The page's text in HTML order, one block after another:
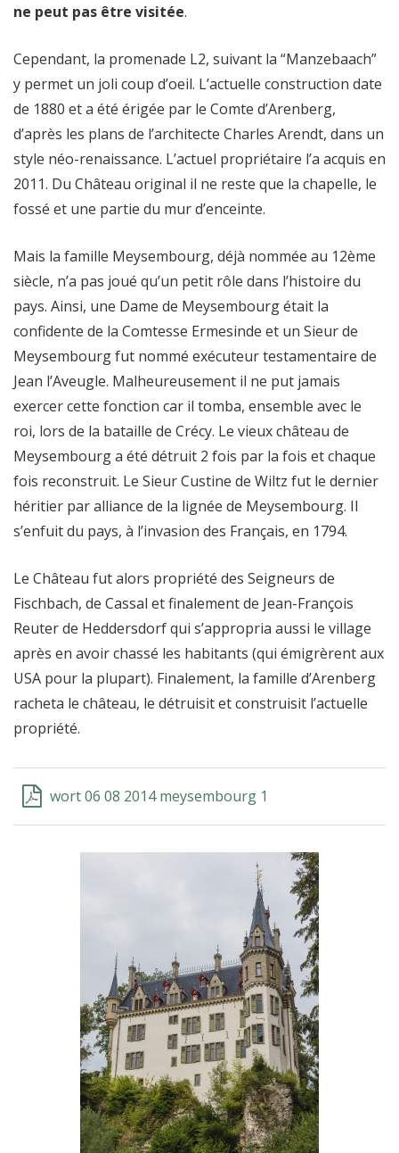
ne peut pas être visitée.
Cependant, la promenade L2, suivant la “Manzebaach”
y permet un joli coup d’oeil. L’actuelle construction date
de 1880 et a été érigée par le Comte d’Arenberg,
d’après les plans de l’architecte Charles Arendt, dans un
style néo-renaissance. L’actuel propriétaire l’a acquis en
2011. Du Château original il ne reste que la chapelle, le
fossé et une partie du mur d’enceinte.
Mais la famille Meysembourg, déjà nommée au 12ème
siècle, n’a pas joué qu’un petit rôle dans l’histoire du
pays. Ainsi, une Dame de Meysembourg était la
confidente de la Comtesse Ermesinde et un Sieur de
Meysembourg fut nommé exécuteur testamentaire de
Jean l’Aveugle. Malheureusement il ne put jamais
exercer cette fonction car il tomba, ensemble avec le
roi, lors de la bataille de Crécy. Le vieux château de
Meysembourg a été détruit 2 fois par la fois et chaque
fois reconstruit. Le Sieur Custine de Wiltz fut le dernier
héritier par alliance de la lignée de Meysembourg. Il
s’enfuit du pays, à l’invasion des Français, en 1794.
Le Château fut alors propriété des Seigneurs de
Fischbach, de Cassal et finalement de Jean-François
Reuter de Heddersdorf qui s’appropria aussi le village
après en avoir chassé les habitants (qui émigrèrent aux
USA pour la plupart). Finalement, la famille d’Arenberg
racheta le château, le détruisit et construisit l’actuelle
propriété.
wort 06 08 2014 meysembourg 1